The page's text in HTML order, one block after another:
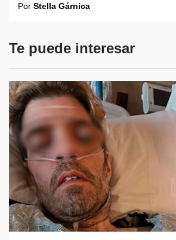
Por Stella Gárnica
Te puede interesar